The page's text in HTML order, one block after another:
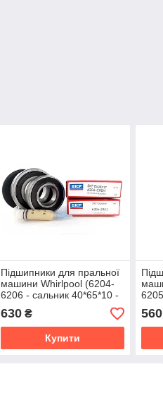
Підшипники для пральної
машини Whirlpool (6204-
6206 - сальник 40*65*10 -
мастило 2 мл) SKF
630₴
Купити
мл)
560